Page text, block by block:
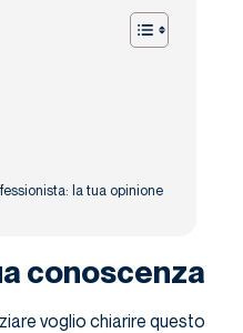
la tua opinione
conoscenza
voglio chiarire questo